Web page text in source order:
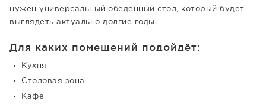
нужен универсальный обеденный стол, который будет
выглядеть актуально долгие годы.
Для каких помещений подойдёт:
Кухня
Столовая зона
Кафе